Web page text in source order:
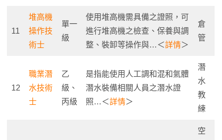
11
堆高機
操作技
術士
單一
級
使用堆高機需具備之證照，可
進行堆高機之檢查、保養與調
整、裝卸等操作與…＜詳情＞
倉
管
12
職業潛
水技術
士
乙
級、
丙級
是指能使用人工調和混和氣體
潛水裝備相關人員之潛水證
照…＜詳情＞
潛
水
教
練
空